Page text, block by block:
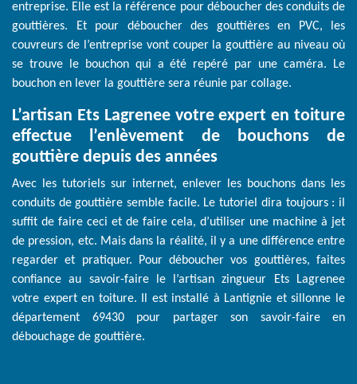
entreprise. Elle est la référence pour déboucher des conduits de
gouttières. Et pour déboucher des gouttières en PVC, les
couvreurs de l’entreprise vont couper la gouttière au niveau où
se trouve le bouchon qui a été repéré par une caméra. Le
bouchon en lever la gouttière sera réunie par collage.
L’artisan Ets Lagrenee votre expert en toiture
effectue l’enlèvement de bouchons de
gouttière depuis des années
Avec les tutoriels sur internet, enlever les bouchons dans les
conduits de gouttière semble facile. Le tutoriel dira toujours : il
suffit de faire ceci et de faire cela, d’utiliser une machine à jet
de pression, etc. Mais dans la réalité, il y a une différence entre
regarder et pratiquer. Pour déboucher vos gouttières, faites
confiance au savoir-faire le l’artisan zingueur Ets Lagrenee
votre expert en toiture. Il est installé à Lantignie et sillonne le
département 69430 pour partager son savoir-faire en
débouchage de gouttière.